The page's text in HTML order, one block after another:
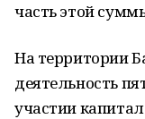
часть этой
На территории
деятельность
участии